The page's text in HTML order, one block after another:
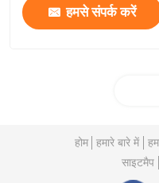
हमसे संपर्क करें
होम हमारे बारे में
साइटमैप